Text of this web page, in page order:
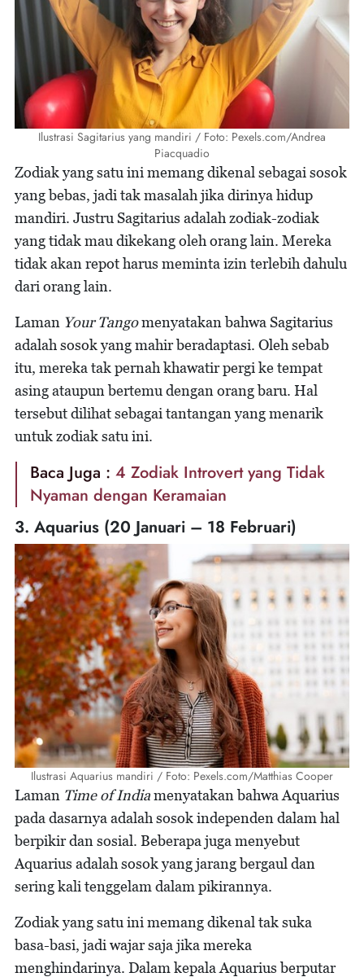
Ilustrasi Sagitarius yang mandiri / Foto: Pexels.com/Andrea
Piacquadio
Zodiak yang satu ini memang dikenal sebagai sosok
yang bebas, jadi tak masalah jika dirinya hidup
mandiri. Justru Sagitarius adalah zodiak-zodiak
yang tidak mau dikekang oleh orang lain. Mereka
tidak akan repot harus meminta izin terlebih dahulu
dari orang lain.
Laman Your Tangomenyatakan bahwa Sagitarius
adalah sosok yang mahir beradaptasi. Oleh sebab
itu, mereka tak pernah khawatir pergi ke tempat
asing ataupun bertemu dengan orang baru. Hal
tersebut dilihat sebagai tantangan yang menarik
untuk zodiak satu ini.
Baca Juga : 4 Zodiak Introvert yang Tidak
Nyaman dengan Keramaian
3. Aquarius (20 Januari – 18 Februari)
Ilustrasi Aquarius mandiri / Foto: Pexels.com/Matthias Cooper
Laman Time of Indiamenyatakan bahwa Aquarius
pada dasarnya adalah sosok independen dalam hal
berpikir dan sosial. Beberapa juga menyebut
Aquarius adalah sosok yang jarang bergaul dan
sering kali tenggelam dalam pikirannya.
Zodiak yang satu ini memang dikenal tak suka
basa-basi, jadi wajar saja jika mereka
menghindarinya. Dalam kepala Aquarius berputar